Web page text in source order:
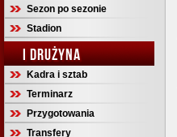
Sezon po sezonie
Stadion
I DRUŻYNA
Kadra i sztab
Terminarz
Przygotowania
Transfery